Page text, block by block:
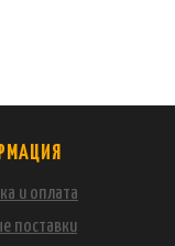
и оплата
поставки